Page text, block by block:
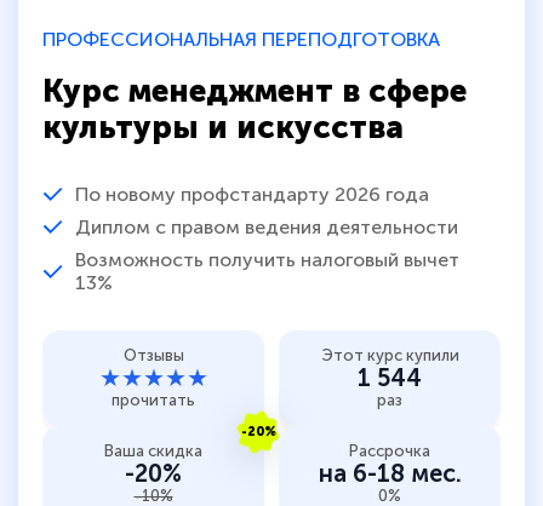
ПРОФЕССИОНАЛЬНАЯ ПЕРЕПОДГОТОВКА
Курс менеджмент в сфере
культуры и искусства
По новому профстандарту 2026 года
Диплом с правом ведения деятельности
Возможность получить налоговый вычет
13%
Отзывы
★★★★★
прочитать
Этот курс купили
1 544
раз
-20%
Ваша скидка
-20%
-10%
Рассрочка
на 6-18 мес.
0%